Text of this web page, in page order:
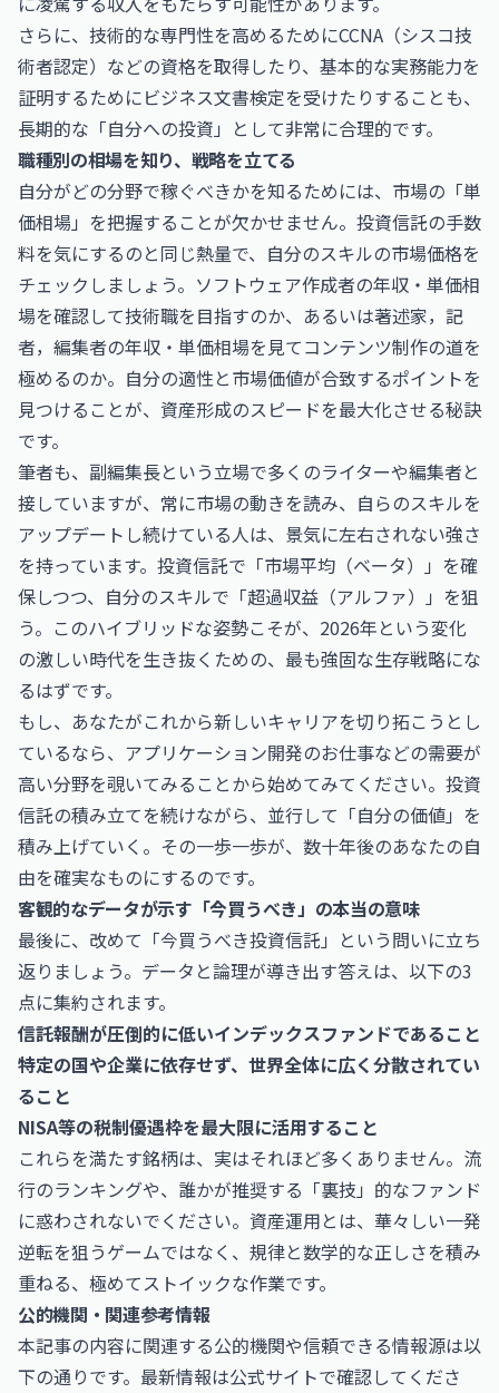
さらに、技術的な専門性を高めるためにCCNA（シスコ技
術者認定） などの資格を取得したり、基本的な実務能力を
証明するためにビジネス文書検定を受けたりすることも、
長期的な「自分への投資」として非常に合理的です。
職種別の相場を知り、戦略を立てる
自分がどの分野で稼ぐべきかを知るためには、市場の「単
価相場」を把握することが欠かせません。投資信託の手数
料を気にするのと同じ熱量で、自分のスキルの市場価格を
チェックしましょう。 ソフトウェア作成者の年収・単価相
場を確認して技術職を目指すのか、あるいは著述家，記
者，編集者の年収・単価相場を見てコンテンツ制作の道を
極めるのか。自分の適性と市場価値が合致するポイントを
見つけることが、資産形成のスピードを最大化させる秘訣
です。
筆者も、副編集長という立場で多くのライターや編集者と
接していますが、常に市場の動きを読み、自らのスキルを
アップデートし続けている人は、景気に左右されない強さ
を持っています。投資信託で「市場平均（ベータ）」を確
保しつつ、自分のスキルで「超過収益（アルファ）」を狙
う。このハイブリッドな姿勢こそが、2026年という変化
の激しい時代を生き抜くための、最も強固な生存戦略にな
るはずです。
もし、あなたがこれから新しいキャリアを切り拓こうとし
ているなら、 アプリケーション開発のお仕事などの需要が
高い分野を覗いてみることから始めてみてください。投資
信託の積み立てを続けながら、並行して「自分の価値」を
積み上げていく。その一歩一歩が、数十年後のあなたの自
由を確実なものにするのです。
客観的なデータが示す「今買うべき」の本当の意味
最後に、改めて「今買うべき投資信託」という問いに立ち
返りましょう。データと論理が導き出す答えは、以下の3
点に集約されます。
信託報酬が圧倒的に低いインデックスファンドであること
特定の国や企業に依存せず、世界全体に広く分散されてい
ること
NISA等の税制優遇枠を最大限に活用すること
これらを満たす銘柄は、実はそれほど多くありません。流
行のランキングや、誰かが推奨する「裏技」的なファンド
に惑わされないでください。資産運用とは、華々しい一発
逆転を狙うゲームではなく、規律と数学的な正しさを積み
重ねる、極めてストイックな作業です。
公的機関・関連参考情報
本記事の内容に関連する公的機関や信頼できる情報源は以
下の通りです。最新情報は公式サイトで確認してくださ